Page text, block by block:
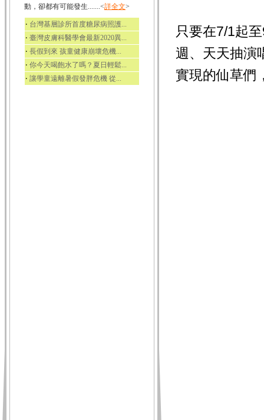
動，卻都有可能發生.......<詳全文>
‧ 台灣基層診所首度糖尿病照護...
‧ 臺灣皮膚科醫學會最新2020異...
‧ 長假到來 孩童健康崩壞危機...
‧ 你今天喝飽水了嗎？夏日輕鬆...
‧ 讓學童遠離暑假發胖危機 從...
只要在7/1起
週、天天抽演
實現的仙草們